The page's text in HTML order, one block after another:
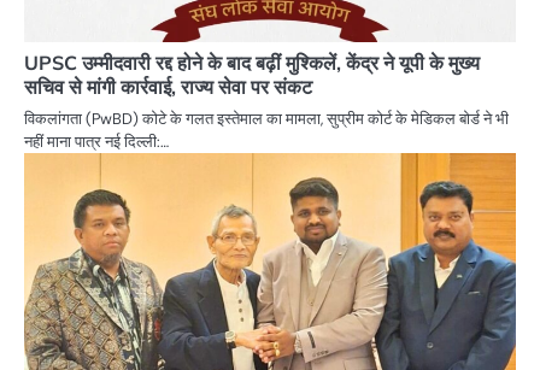
UPSC उम्मीदवारी रद्द होने के बाद बढ़ीं मुश्किलें, केंद्र ने यूपी के मुख्य
सचिव से मांगी कार्रवाई, राज्य सेवा पर संकट
विकलांगता (PwBD) कोटे के गलत इस्तेमाल का मामला, सुप्रीम कोर्ट के मेडिकल बोर्ड ने भी
नहीं माना पात्र नई दिल्ली:…